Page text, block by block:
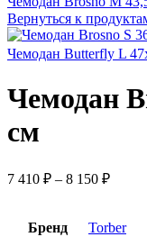
Вернуться к
Чемодан Butterfly L
Чемодан
см
7 410 ₽ – 8 150 ₽
Бренд Torber